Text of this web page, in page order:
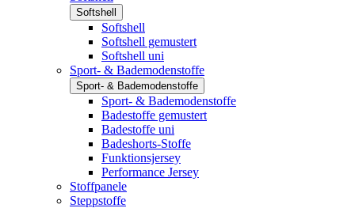
Softshell
Softshell
Softshell gemustert
Softshell uni
Sport- & Bademodenstoffe
Sport- & Bademodenstoffe
Sport- & Bademodenstoffe
Badestoffe gemustert
Badestoffe uni
Badeshorts-Stoffe
Funktionsjersey
Performance Jersey
Stoffpanele
Steppstoffe